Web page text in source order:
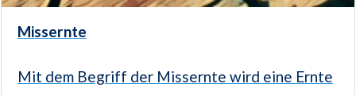
Missernte
Mit dem Begriff der Missernte wird eine Ernte